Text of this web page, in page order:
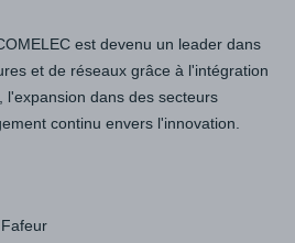
est devenu un leader dans
et de réseaux grâce à l'intégration
l'expansion dans des secteurs
continu envers l'innovation.